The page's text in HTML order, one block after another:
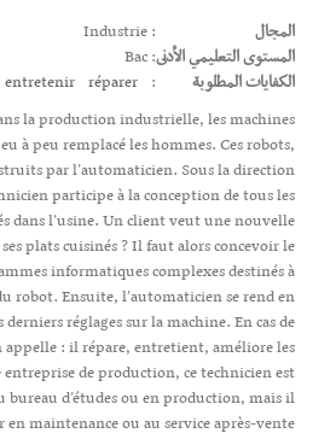
المجال
: Industrie
المستوى التعليمي الأدنى: Bac
الكفايات المطلوبة
:
entretenir réparer.
la production industrielle, les machines
à peu remplacé les hommes. Ces robots,
par l’automaticien. Sous la direction
participe à la conception de tous les
dans l’usine. Un client veut une nouvelle
plats cuisinés ? Il faut alors concevoir le
informatiques complexes destinés à
robot. Ensuite, l’automaticien se rend en
réglages sur la machine. En cas de
appelle : il répare, entretient, améliore les
de production, ce technicien est
bureau d’études ou en production, mais il
maintenance ou au service après-vente.